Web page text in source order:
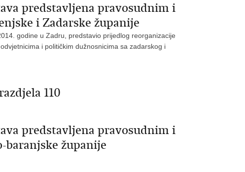
predstavljena pravosudnim i
i Zadarske županije
godine u Zadru, predstavio prijedlog reorganizacije
i političkim dužnosnicima sa zadarskog i
110
predstavljena pravosudnim i
županije